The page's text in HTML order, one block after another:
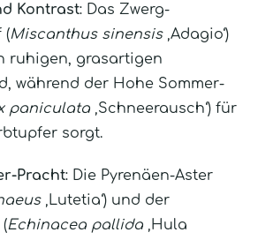
Kontrast: Das Zwerg-
(Miscanthus sinensis‚Adagio‘)
ruhigen, grasartigen
während der Hohe Sommer-
paniculata ‚Schneerausch‘) für
sorgt.
Pracht: Die Pyrenäen-Aster
‚Lutetia‘) und der
Echinacea pallida ‚Hula